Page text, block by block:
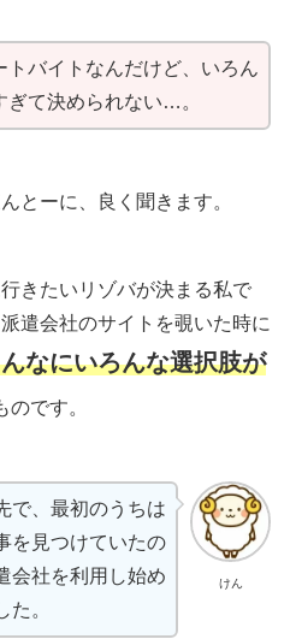
トバイトなんだけど、いろん
ぎて決められない…。
とーに、良く聞きます。
きたいリゾバが決まる私で
遣会社のサイトを覗いた時に
なにいろんな選択肢が
のです。
けん
で、最初のうちは
を見つけていたの
会社を利用し始め
。